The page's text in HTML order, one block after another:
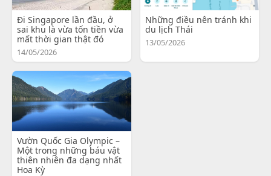
Đi Singapore lần đầu, ở
sai khu là vừa tốn tiền vừa
mất thời gian thật đó
14/05/2026
Những điều nên tránh khi
du lịch Thái
13/05/2026
Vườn Quốc Gia Olympic –
Một trong những báu vật
thiên nhiên đa dạng nhất
Hoa Kỳ